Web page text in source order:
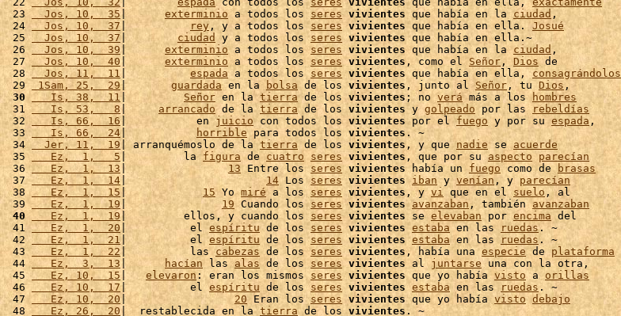
23
  Jos, 10,  35
| exterminio a todos los seres vivientes que había en la ciudad ,
24
  Jos, 10,  37
| rey , y a todos los seres vivientes que había en ella. Josué
25
  Jos, 10,  37
| ciudad y a todos los seres vivientes que había en ella.~
26
  Jos, 10,  39
| exterminio a todos los seres vivientes que había en la ciudad ,
27
  Jos, 10,  40
| exterminio a todos los seres vivientes , como el Señor , Dios de
28
  Jos, 11,  11
| espada a todos los seres vivientes que había en ella, consagrándolos
29
1Sam, 25,  29| guardada en la bolsa de los vivientes , junto al Señor, tu Dios
30
   Is, 38,  11
| Señor en la tierra de los vivientes; no verá más a los hombres
31
   Is, 53,   8
| arrancado de la tierra de los vivientes y golpeado por las rebeldías
32
   Is, 66,  16
|           en juicio con todos los vivientes por el fuego y por su espada ,
33
   Is, 66,  24
| horrible para todos los vivientes . ~
34
  Jer, 11,  19
| arranquémoslo de la tierra de los vivientes , y que nadie se acuerde
35
   Ez,  1,   5
|         la figura de cuatro seres vivientes , que por su aspecto
parecían
36
   Ez,  1,  13
| 13 Entre los seres vivientes había un fuego como de brasas
37
   Ez,  1,  14
| 14 Los seres vivientes iban y venían , y parecían
38
   Ez,  1,  15
| 15 Yo miré a los seres vivientes, y vi que en el suelo , al
39
   Ez,  1,  19
| 19 Cuando los seres vivientes avanzaban , también avanzaban
40
   Ez,  1,  19
|         ellos, y cuando los seres vivientes se elevaban por encima del
41
   Ez,  1,  20
|          el espíritu de los seres vivientes estaba en las ruedas. ~
42
   Ez,  1,  21
|          el espíritu de los seres vivientes estaba en las ruedas . ~
43
   Ez,  1,  22
|          las cabezas de los seres vivientes, había una especie de plataforma
44
   Ez,  3,  13
| hacían las alas de los seres vivientes al juntarse una con la otra,
45
   Ez, 10,  15
| elevaron : eran los mismos seres vivientes que yo había visto a orillas
46
   Ez, 10,  17
|          el espíritu de los seres vivientes estaba en las ruedas . ~
47
   Ez, 10,  20
| 20 Eran los seres vivientes que yo había visto debajo
48
   Ez, 26,  20
|  restablecida en la tierra de los vivientes . ~